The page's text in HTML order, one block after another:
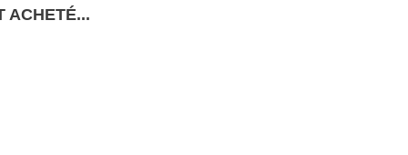
ACHETÉ...